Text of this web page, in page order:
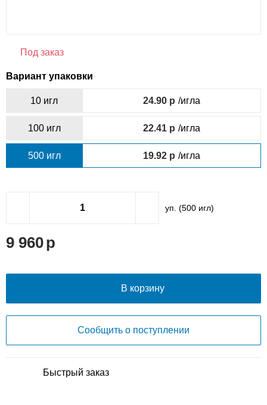
Под заказ
Вариант упаковки
10 игл 24.90 /игла
100 игл 22.41 /игла
500 игл 19.92 /игла
уп. (500игл)
9 960
В корзину
Сообщить о поступлении
Быстрый заказ